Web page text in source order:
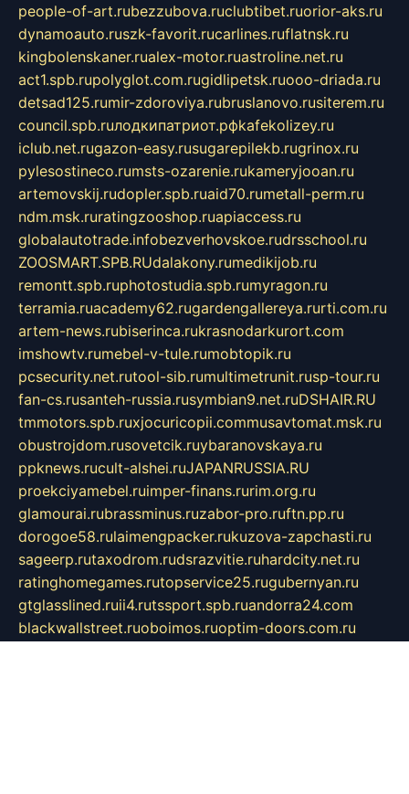
people-of-art.rubezzubova.ruclubtibet.ruorior-aks.ru
dynamoauto.ruszk-favorit.rucarlines.ruflatnsk.ru
kingbolenskaner.rualex-motor.ruastroline.net.ru
act1.spb.rupolyglot.com.rugidlipetsk.ruooo-driada.ru
detsad125.rumir-zdoroviya.rubruslanovo.rusiterem.ru
council.spb.ruлодкипатриот.рфkafekolizey.ru
iclub.net.rugazon-easy.rusugarepilekb.rugrinox.ru
pylesostineco.rumsts-ozarenie.rukameryjooan.ru
artemovskij.rudopler.spb.ruaid70.rumetall-perm.ru
ndm.msk.ruratingzooshop.ruapiaccess.ru
globalautotrade.infobezverhovskoe.rudrsschool.ru
ZOOSMART.SPB.RUdalakony.rumedikijob.ru
remontt.spb.ruphotostudia.spb.rumyragon.ru
terramia.ruacademy62.rugardengallereya.rurti.com.ru
artem-news.rubiserinca.rukrasnodarkurort.com
imshowtv.rumebel-v-tule.rumobtopik.ru
pcsecurity.net.rutool-sib.rumultimetrunit.rusp-tour.ru
fan-cs.rusanteh-russia.rusymbian9.net.ruDSHAIR.RU
tmmotors.spb.ruxjocuricopii.commusavtomat.msk.ru
obustrojdom.rusovetcik.ruybaranovskaya.ru
ppknews.rucult-alshei.ruJAPANRUSSIA.RU
proekciyamebel.ruimper-finans.rurim.org.ru
glamourai.rubrassminus.ruzabor-pro.ruftn.pp.ru
dorogoe58.rulaimengpacker.rukuzova-zapchasti.ru
sageerp.rutaxodrom.rudsrazvitie.ruhardcity.net.ru
ratinghomegames.rutopservice25.rugubernyan.ru
gtglasslined.ruii4.rutssport.spb.ruandorra24.com
blackwallstreet.ruoboimos.ruoptim-doors.com.ru